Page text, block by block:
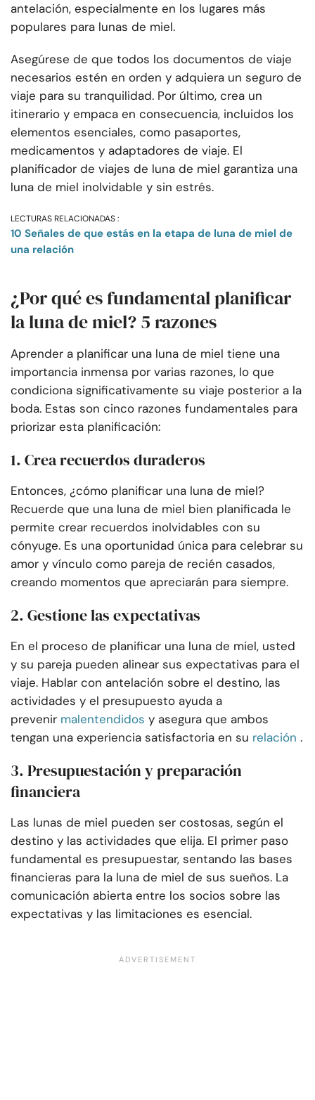
antelación, especialmente en los lugares más
populares para lunas de miel.
Asegúrese de que todos los documentos de viaje
necesarios estén en orden y adquiera un seguro de
viaje para su tranquilidad. Por último, crea un
itinerario y empaca en consecuencia, incluidos los
elementos esenciales, como pasaportes,
medicamentos y adaptadores de viaje. El
planificador de viajes de luna de miel garantiza una
luna de miel inolvidable y sin estrés.
LECTURAS RELACIONADAS :
10 Señales de que estás en la etapa de luna de miel de
una relación
¿Por qué es fundamental planificar
la luna de miel? 5 razones
Aprender a planificar una luna de miel tiene una
importancia inmensa por varias razones, lo que
condiciona significativamente su viaje posterior a la
boda. Estas son cinco razones fundamentales para
priorizar esta planificación:
1. Crea recuerdos duraderos
Entonces, ¿cómo planificar una luna de miel?
Recuerde que una luna de miel bien planificada le
permite crear recuerdos inolvidables con su
cónyuge. Es una oportunidad única para celebrar su
amor y vínculo como pareja de recién casados,
creando momentos que apreciarán para siempre.
2. Gestione las expectativas
En el proceso de planificar una luna de miel, usted
y su pareja pueden alinear sus expectativas para el
viaje. Hablar con antelación sobre el destino, las
actividades y el presupuesto ayuda a
prevenir malentendidos y asegura que ambos
tengan una experiencia satisfactoria en su relación .
3. Presupuestación y preparación
financiera
Las lunas de miel pueden ser costosas, según el
destino y las actividades que elija. El primer paso
fundamental es presupuestar, sentando las bases
financieras para la luna de miel de sus sueños. La
comunicación abierta entre los socios sobre las
expectativas y las limitaciones es esencial.